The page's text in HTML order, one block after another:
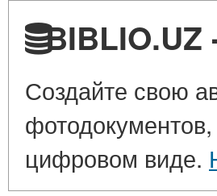
BIBLIO.UZ
Создайте свою
цифровом виде.